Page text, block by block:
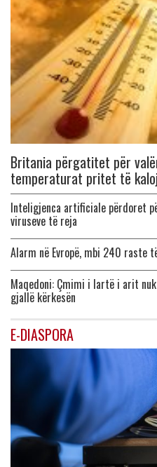
Britania përgatitet për
temperaturat pritet të
Inteligjenca artificiale përdoret
viruseve të reja
Alarm në Evropë, mbi 240 raste
Maqedoni: Çmimi i lartë i arit
gjallë kërkesën
E-DIASPORA